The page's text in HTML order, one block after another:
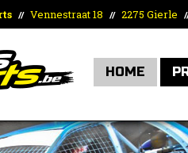
// Vennestraat 18 // 2275 Gierle
HOME